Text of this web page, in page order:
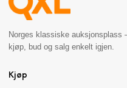
Norges klassiske auksjonsplass
kjøp, bud og salg enkelt igjen.
Kjøp